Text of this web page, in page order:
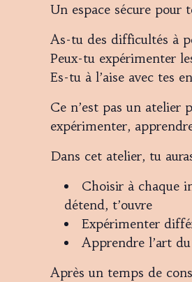
Un espace sécure pour
As-tu des difficultés à
Peux-tu expérimenter
Es-tu à l’aise avec tes
Ce n’est pas un atelier
expérimenter,
Dans cet atelier, tu
Choisir à chaque
détend, t’ouvre
Expérimenter
Apprendre l’art
Après un temps de